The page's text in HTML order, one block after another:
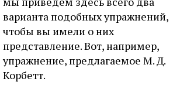
варианта подобных упражнений,
чтобы вы имели о них
представление. Вот, например,
упражнение, предлагаемое М. Д.
Корбетт.